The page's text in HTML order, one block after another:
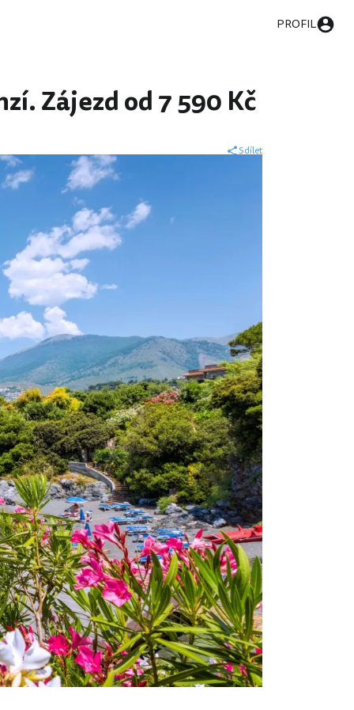
PROFIL
Zájezd od 7 590 Kč
Sdílet